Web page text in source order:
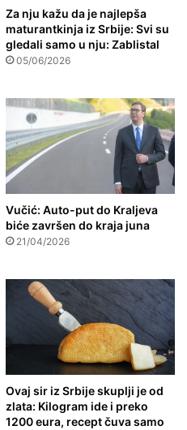
Za nju kažu da je najlepša
maturantkinja iz Srbije: Svi su
gledali samo u nju: Zablistal
05/06/2026
Vučić: Auto-put do Kraljeva
biće završen do kraja juna
21/04/2026
Ovaj sir iz Srbije skuplji je od
zlata: Kilogram ide i preko
1200 eura, recept čuva samo